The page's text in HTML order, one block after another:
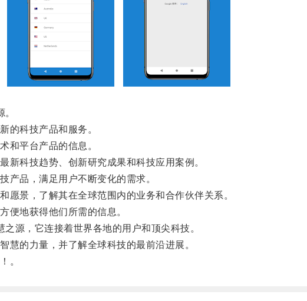
科技产品和服务。
平台产品的信息。
科技趋势、创新研究成果和科技应用案例。
品，满足用户不断变化的需求。
景，了解其在全球范围内的业务和合作伙伴关系。
地获得他们所需的信息。
，它连接着世界各地的用户和顶尖科技。
的力量，并了解全球科技的最前沿进展。
。